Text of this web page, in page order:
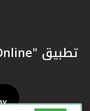
تطبيق "KFHOnline" للهواتف الذكية